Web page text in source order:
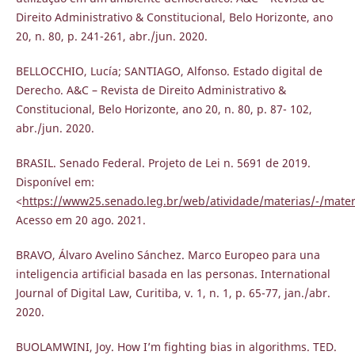
Direito Administrativo & Constitucional, Belo Horizonte, ano
20, n. 80, p. 241-261, abr./jun. 2020.
BELLOCCHIO, Lucía; SANTIAGO, Alfonso. Estado digital de
Derecho. A&C – Revista de Direito Administrativo &
Constitucional, Belo Horizonte, ano 20, n. 80, p. 87- 102,
abr./jun. 2020.
BRASIL. Senado Federal. Projeto de Lei n. 5691 de 2019.
Disponível em:
<https://www25.senado.leg.br/web/atividade/materias/-/
Acesso em 20 ago. 2021.
BRAVO, Álvaro Avelino Sánchez. Marco Europeo para una
inteligencia artificial basada en las personas. International
Journal of Digital Law, Curitiba, v. 1, n. 1, p. 65-77, jan./abr.
2020.
BUOLAMWINI, Joy. How I’m fighting bias in algorithms. TED.